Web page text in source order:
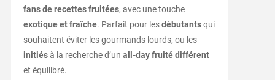
fans de recettes fruitées, avec une touche
exotique et fraîche. Parfait pour lesdébutantsqui
souhaitent éviter les gourmands lourds, ou les
initiésà la recherche d’un all-day fruité différent
et équilibré.